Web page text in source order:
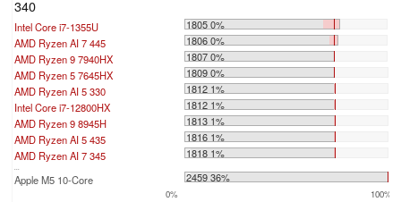
340
Intel Core i7-1355U
1805 0%
AMD Ryzen AI 7 445
1806 0%
AMD Ryzen 9 7940HX
1807 0%
AMD Ryzen 5 7645HX
1809 0%
AMD Ryzen AI 5 330
1812 1%
Intel Core i7-12800HX
1812 1%
AMD Ryzen 9 8945H
1813 1%
AMD Ryzen AI 5 435
1816 1%
AMD Ryzen AI 7 345
1818 1%
...
Apple M5 10-Core 2459 36%
0% 100%